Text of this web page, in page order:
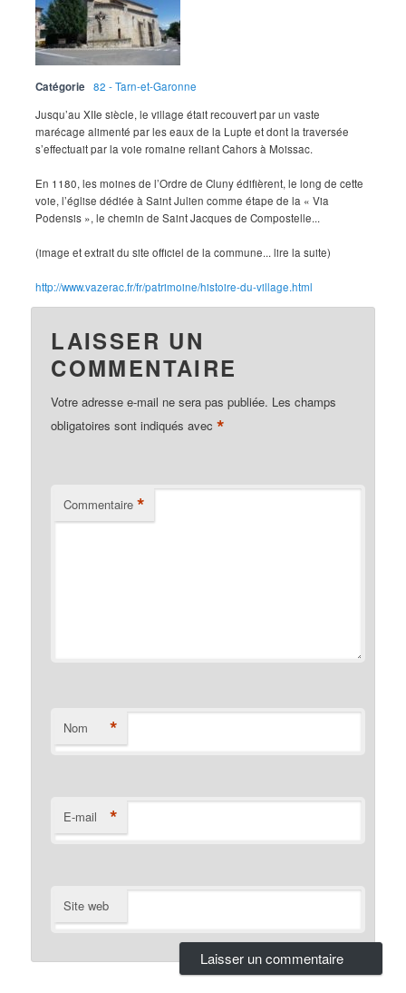
Catégorie
82 - Tarn-et-Garonne
Jusqu’au XIIe siècle, le village était recouvert par un vaste
marécage alimenté par les eaux de la Lupte et dont la traversée
s’effectuait par la voie romaine reliant Cahors à Moissac.
En 1180, les moines de l’Ordre de Cluny édifièrent, le long de cette
voie, l’église dédiée à Saint Julien comme étape de la « Via
Podensis », le chemin de Saint Jacques de Compostelle...
(image et extrait du site officiel de la commune... lire la suite)
http://www.vazerac.fr/fr/patrimoine/histoire-du-village.html
LAISSER UN
COMMENTAIRE
Votre adresse e-mail ne sera pas publiée. Les champs
obligatoires sont indiqués avec*
Commentaire *
Nom *
E-mail *
Site web